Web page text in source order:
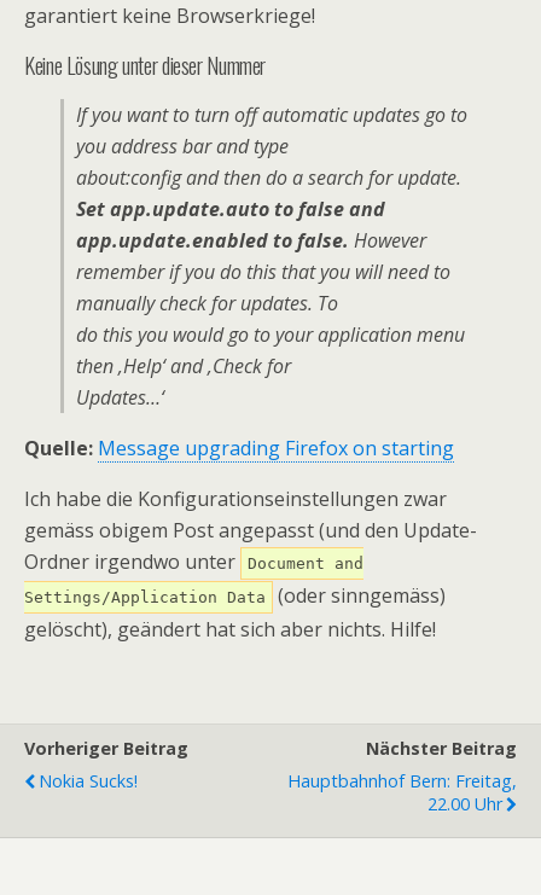
garantiert keine Browserkriege!
Keine Lösung unter dieser Nummer
If you want to turn off automatic updates go to
you address bar and type
about:config and then do a search for update.
Set app.update.auto to false and
app.update.enabled to false. However
remember if you do this that you will need to
manually check for updates. To
do this you would go to your application menu
then ‚Help‘ and ‚Check for
Updates…‘
Quelle: Message upgrading Firefox on starting
Ich habe die Konfigurationseinstellungen zwar
gemäss obigem Post angepasst (und den Update-
Ordner irgendwo unter
Document and
Settings/Application Data
(oder sinngemäss)
gelöscht), geändert hat sich aber nichts. Hilfe!
Vorheriger Beitrag
Nokia Sucks!
Nächster Beitrag
Hauptbahnhof Bern: Freitag,
22.00 Uhr